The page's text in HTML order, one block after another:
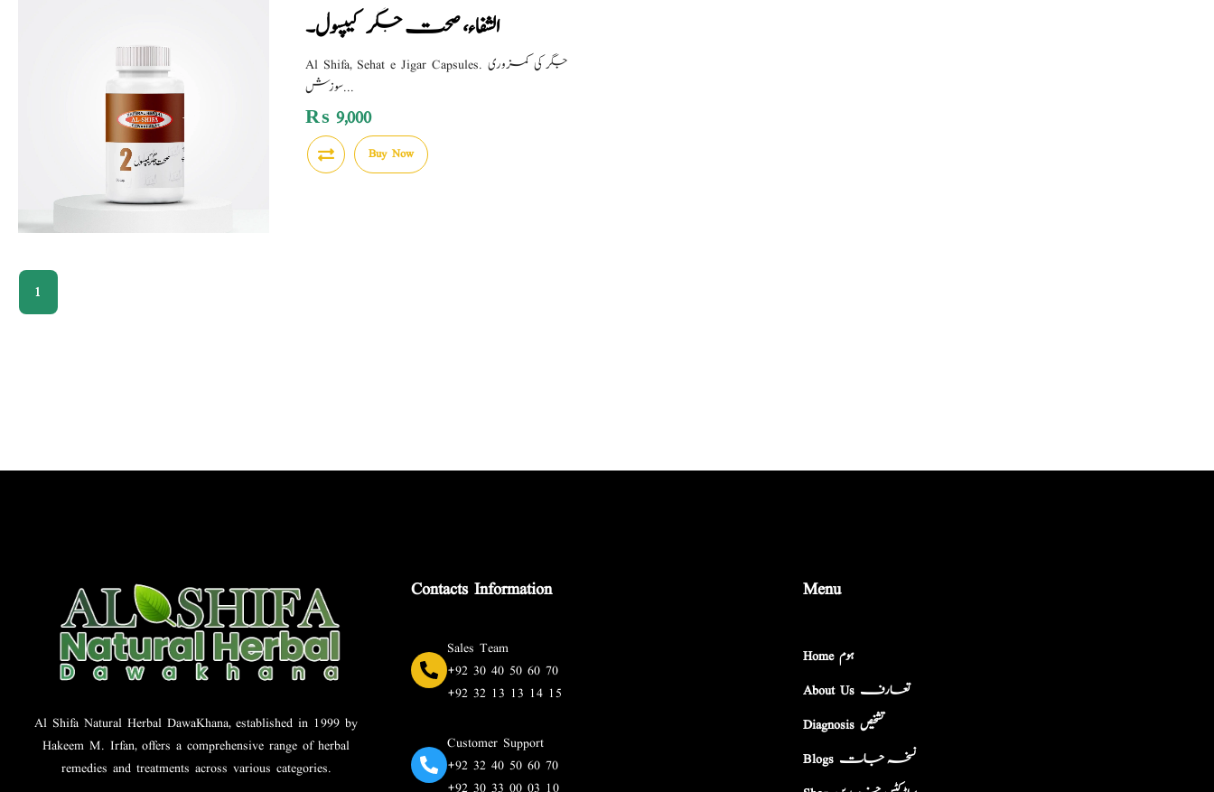
الشفاء، صحت جگر کیپسول۔
Al Shifa, Sehat e Jigar Capsules. جگر کی کمزوری
سوزش...
₨ 9,000
Buy Now
1
Al Shifa Natural Herbal DawaKhana, established in 1999 by
Hakeem M. Irfan, offers a comprehensive range of herbal
remedies and treatments across various categories.
Contacts Information
Sales Team
+92 30 40 50 60 70
+92 32 13 13 14 15
Customer Support
+92 32 40 50 60 70
+92 30 33 00 03 10
Menu
Home ہوم
About Us تعارف
Diagnosis تشخیص
Blogs نسخہ جات